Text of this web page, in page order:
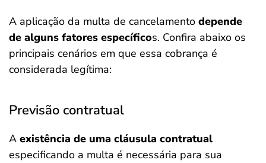
A aplicação da multa de cancelamento depende
de alguns fatores específicos. Confira abaixo os
principais cenários em que essa cobrança é
considerada legítima:
Previsão contratual
A existência de uma cláusula contratual
especificando a multa é necessária para sua